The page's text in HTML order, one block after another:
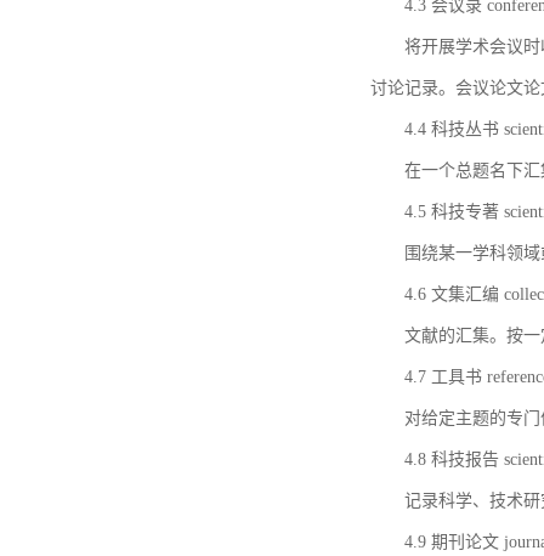
4.3 会议录
将开展学术会议
讨论记录。会议论文
4.4 科技丛书
在一个总题名下
4.5 科技专著
围绕某一学科领
4.6 文集汇编
文献的汇集。按
4.7 工具书
对给定主题的专
4.8 科技报告
记录科学、技术
4.9 期刊论文